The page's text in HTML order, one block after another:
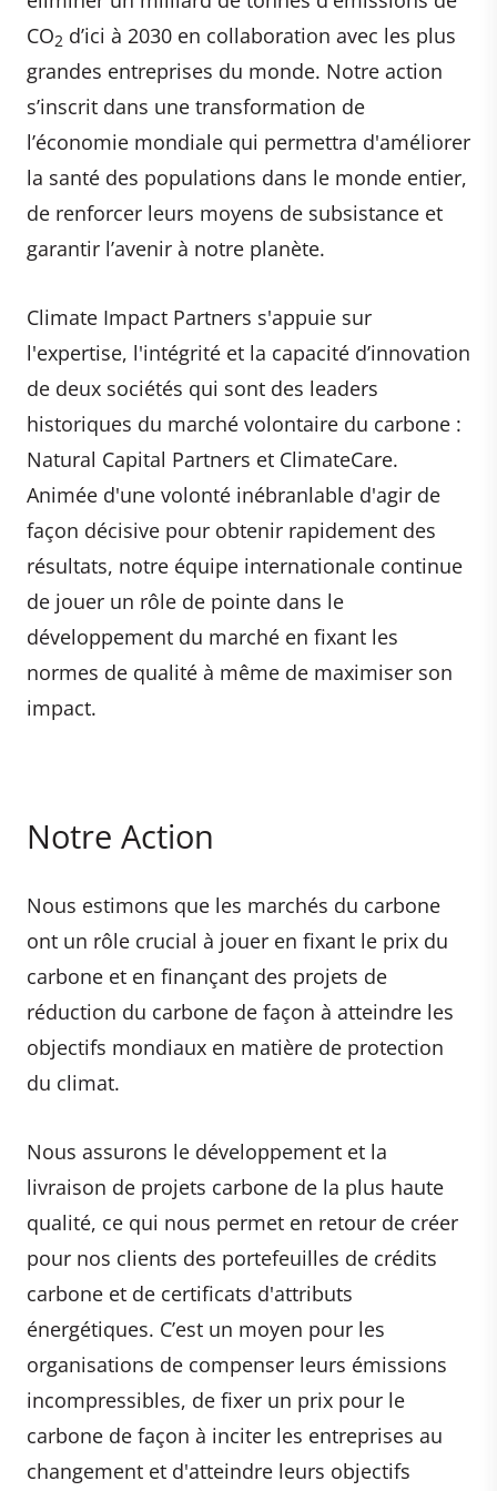
CO2 d’ici à 2030 en collaboration avec les plus
grandes entreprises du monde. Notre action
s’inscrit dans une transformation de
l’économie mondiale qui permettra d'améliorer
la santé des populations dans le monde entier,
de renforcer leurs moyens de subsistance et
garantir l’avenir à notre planète.
Climate Impact Partners s'appuie sur
l'expertise, l'intégrité et la capacité d’innovation
de deux sociétés qui sont des leaders
historiques du marché volontaire du carbone :
Natural Capital Partners et ClimateCare.
Animée d'une volonté inébranlable d'agir de
façon décisive pour obtenir rapidement des
résultats, notre équipe internationale continue
de jouer un rôle de pointe dans le
développement du marché en fixant les
normes de qualité à même de maximiser son
impact.
Notre Action
Nous estimons que les marchés du carbone
ont un rôle crucial à jouer en fixant le prix du
carbone et en finançant des projets de
réduction du carbone de façon à atteindre les
objectifs mondiaux en matière de protection
du climat.
Nous assurons le développement et la
livraison de projets carbone de la plus haute
qualité, ce qui nous permet en retour de créer
pour nos clients des portefeuilles de crédits
carbone et de certificats d'attributs
énergétiques. C’est un moyen pour les
organisations de compenser leurs émissions
incompressibles, de fixer un prix pour le
carbone de façon à inciter les entreprises au
changement et d'atteindre leurs objectifs